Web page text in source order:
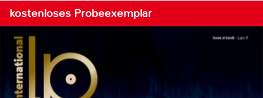
kostenloses Probeexemplar